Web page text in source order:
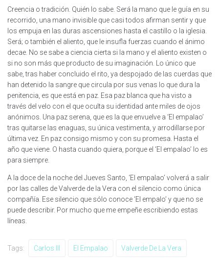
Creencia o tradición. Quién lo sabe. Será la mano que le guía en su
recorrido, una mano invisible que casi todos afirman sentir y que
los empuja en las duras ascensiones hasta el castillo o la iglesia.
Será; o también el aliento, que le insufla fuerzas cuando el ánimo
decae. No se sabe a ciencia cierta si la mano y el aliento existen o
si no son más que producto de su imaginación. Lo único que
sabe, tras haber concluido el rito, ya despojado de las cuerdas que
han detenido la sangre que circula por sus venas lo que dura la
penitencia, es que está en paz. Esa paz blanca que ha visto a
través del velo con el que oculta su identidad ante miles de ojos
anónimos. Una paz serena, que es la que envuelve a ‘El empalao’
tras quitarse las enaguas, su única vestimenta, y arrodillarse por
última vez. En paz consigo mismo y con su promesa. Hasta el
año que viene. O hasta cuando quiera, porque el ‘El empalao’ lo es
para siempre.
A la doce de la noche del Jueves Santo, ‘El empalao’ volverá a salir
por las calles de Valverde de la Vera con el silencio como única
compañía. Ese silencio que sólo conoce ‘El empalo’ y que no se
puede describir. Por mucho que me empeñe escribiendo estas
líneas.
Tags: Carlos III El Empalao Valverde De La Vera